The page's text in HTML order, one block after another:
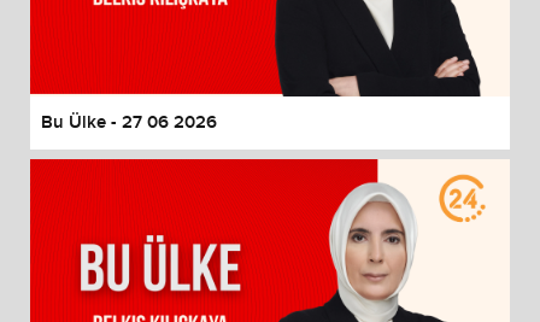
Bu Ülke - 27 06 2026